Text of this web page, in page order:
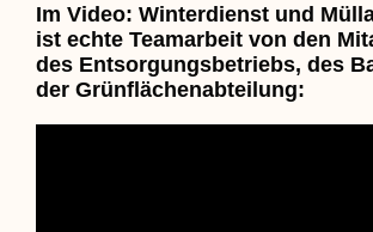
Im Video: Winterdienst und
ist echte Teamarbeit von den
des Entsorgungsbetriebs, des
der Grünflächenabteilung: